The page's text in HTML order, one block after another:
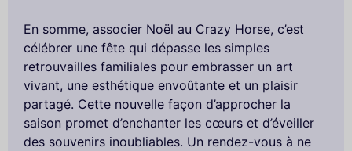
En somme, associer Noël au Crazy Horse, c’est
célébrer une fête qui dépasse les simples
retrouvailles familiales pour embrasser un art
vivant, une esthétique envoûtante et un plaisir
partagé. Cette nouvelle façon d’approcher la
saison promet d’enchanter les cœurs et d’éveiller
des souvenirs inoubliables. Un rendez-vous à ne